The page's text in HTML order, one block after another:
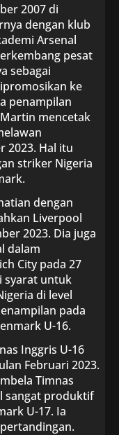
2007 di
dengan klub
Arsenal
pesat
sebagai
ke
penampilan
mencetak
2023. Hal itu
striker Nigeria
dengan
Liverpool
2023. Dia juga
dalam
City pada 27
syarat untuk
di level
pada
U-16.
Inggris U-16
Februari 2023.
Timnas
sangat produktif
U-17. Ia